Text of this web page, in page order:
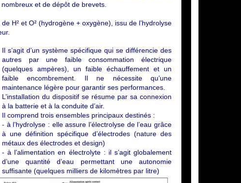
et de dépôt de brevets.
H² et O² (hydrogène + oxygène), issu de l’hydrolyse
Il s’agit d’un système spécifique qui se différencie des
autres par une faible consommation électrique
(quelques ampères), un faible échauffement et un
faible encombrement. Il ne nécessite qu’une
maintenance légère pour garantir ses performances.
L’installation du dispositif se résume par sa connexion
à la batterie et à la conduite d’air.
Il comprend trois ensembles principaux destinés :
- à l’hydrolyse : elle assure l’électrolyse de l’eau grâce
à une définition spécifique d’électrodes (nature des
métaux des électrodes et design)
- à l’alimentation en électrolyte : il s’agit globalement
d’une quantité d’eau permettant une autonomie
suffisante (quelques milliers de kilomètres par litre)